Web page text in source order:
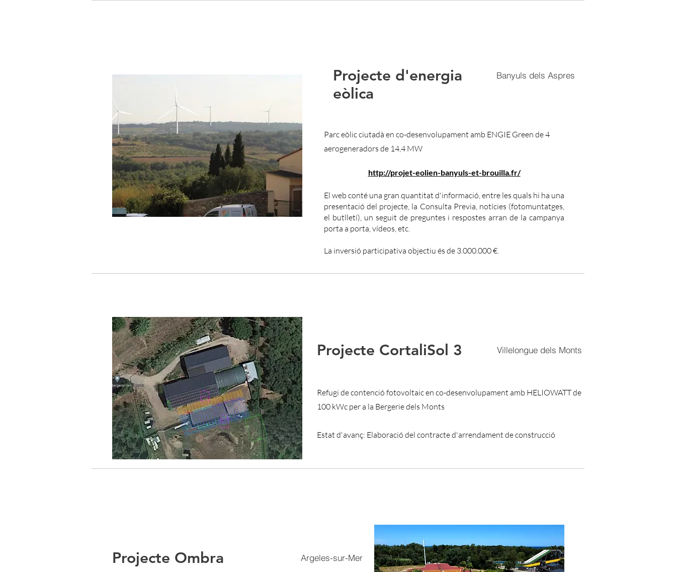
Projecte d'energia
eòlica
Banyuls dels Aspres
Parc eòlic ciutadà en co-desenvolupament amb ENGIE Green de 4
aerogeneradors de 14,4 MW
http://projet-eolien-banyuls-et-brouilla.fr/
El web conté una gran quantitat d'informació, entre les quals hi ha una
presentació del projecte, la Consulta Previa, notícies (fotomuntatges,
el butlletí), un seguit de preguntes i respostes arran de la campanya
porta a porta, vídeos, etc.
La inversió participativa objectiu és de 3.000.000 €.
Projecte CortaliSol 3 Villelongue dels Monts
Refugi de contenció fotovoltaic en co-desenvolupament amb HELIOWATT de
100 kWc per a la Bergerie dels Monts
Estat d'avanç: Elaboració del contracte d'arrendament de construcció
Projecte Ombra Argeles-sur-Mer